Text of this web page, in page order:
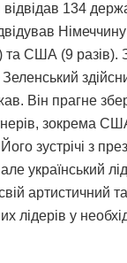
134
та США (9 разів).
Він прагне
зокрема
Його зустрічі з
український
артистичний
лідерів у